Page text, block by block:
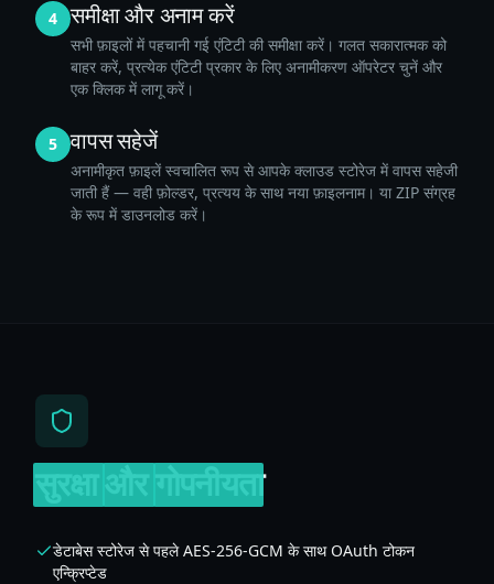
4 समीक्षा और अनाम करें
सभी फ़ाइलों में पहचानी गई एंटिटी की समीक्षा करें। गलत सकारात्मक को
बाहर करें, प्रत्येक एंटिटी प्रकार के लिए अनामीकरण ऑपरेटर चुनें और
एक क्लिक में लागू करें।
5 वापस सहेजें
अनामीकृत फ़ाइलें स्वचालित रूप से आपके क्लाउड स्टोरेज में वापस सहेजी
जाती हैं — वही फ़ोल्डर, प्रत्यय के साथ नया फ़ाइलनाम। या ZIP संग्रह
के रूप में डाउनलोड करें।
डेटाबेस स्टोरेज से पहले AES-256-GCM के साथ OAuth टोकन
एन्क्रिप्टेड